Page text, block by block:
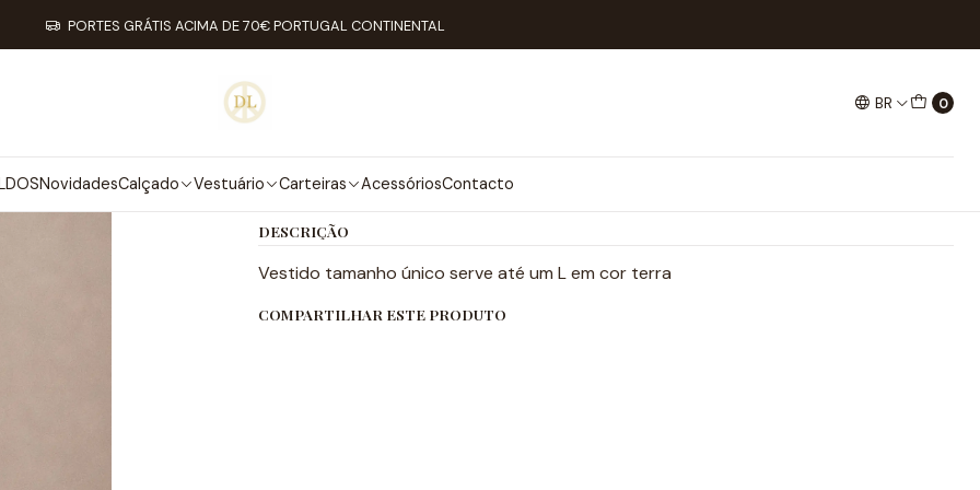
BR 0
NovidadesCalçado Vestuário Carteiras AcessóriosContacto
PORTES GRÁTIS ACIMA DE 70€ PORTUGAL CONTINENTAL
Início Vestuário Vestidos Vestido Kelly
|
VESTIDO KELLY
Mostrar estoque de locais
DESCRIÇÃO
Vestido tamanho único serve até um L em cor terra
COMPARTILHAR ESTE PRODUTO